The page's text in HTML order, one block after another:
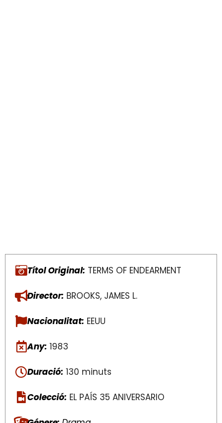
Títol Original: TERMS OF ENDEARMENT
Director: BROOKS, JAMES L.
Nacionalitat: EEUU
Any: 1983
Duració: 130 minuts
Colecció: EL PAÍS 35 ANIVERSARIO